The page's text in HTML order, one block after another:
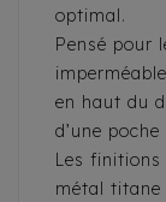
optimal.
Pensé pour
en haut du
d’une
Les
métal titane